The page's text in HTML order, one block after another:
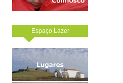
Espaço Lazer